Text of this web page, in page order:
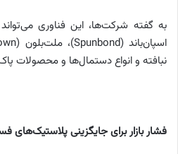
به گفته شرکت‌ها، این فناوری می‌تواند
نبافته و انواع دستمال‌ها و محصولات
فشار بازار برای جایگزینی پلاستیک‌های